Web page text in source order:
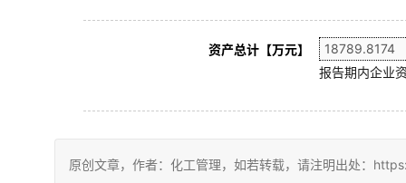
资产总计【万元】
报告期内企业
原创文章，作者：化工管理，如若转载，请注明出处：